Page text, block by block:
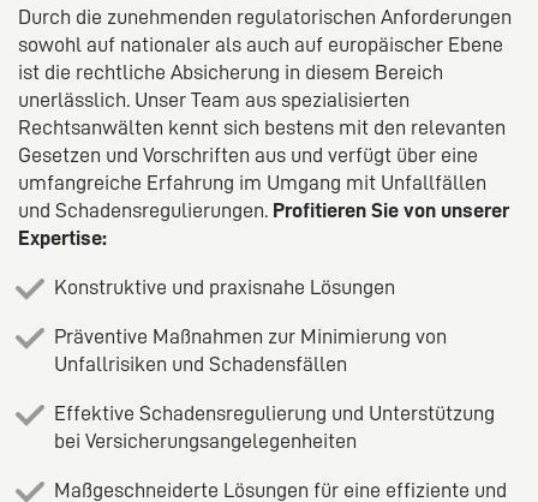
Durch die zunehmenden regulatorischen Anforderungen
sowohl auf nationaler als auch auf europäischer Ebene
ist die rechtliche Absicherung in diesem Bereich
unerlässlich. Unser Team aus spezialisierten
Rechtsanwälten kennt sich bestens mit den relevanten
Gesetzen und Vorschriften aus und verfügt über eine
umfangreiche Erfahrung im Umgang mit Unfallfällen
und Schadensregulierungen. Profitieren Sie von unserer
Expertise:
Konstruktive und praxisnahe Lösungen
Präventive Maßnahmen zur Minimierung von
Unfallrisiken und Schadensfällen
Effektive Schadensregulierung und Unterstützung
bei Versicherungsangelegenheiten
Maßgeschneiderte Lösungen für eine effiziente und